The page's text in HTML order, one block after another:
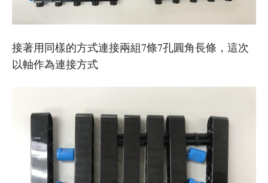
接著用同樣的方式連接兩組7條7孔圓角長條，這次
以軸作為連接方式